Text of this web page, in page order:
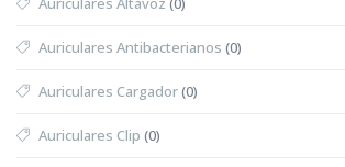
Auriculares Antibacterianos (0)
Auriculares Cargador(0)
Auriculares Clip (0)